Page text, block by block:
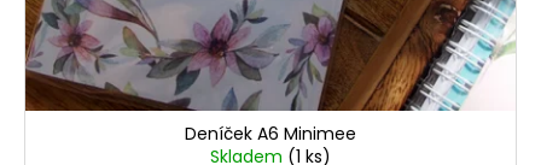
Deníček A6 Minimee
Skladem (1 ks)